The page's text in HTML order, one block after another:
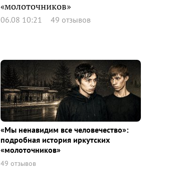
«молоточников»
06.08 10:21 49 отзывов
«Мы ненавидим все человечество»:
подробная история иркутских
«молоточников»
49 отзывов